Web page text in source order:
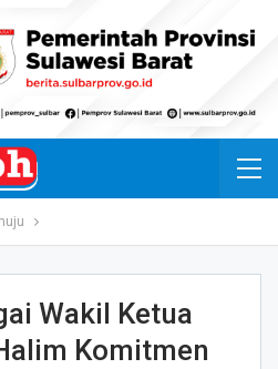
Wakil Ketua
Komitmen